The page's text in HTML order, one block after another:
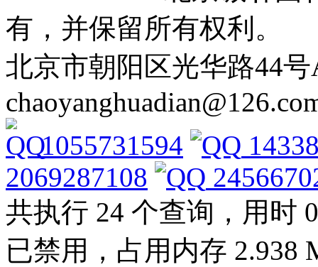
有，并保留所有权利。
北京市朝阳区光华路44号
1055731594
2069287108
共执行 24 个查询，用时
已禁用，占用内存 2.938